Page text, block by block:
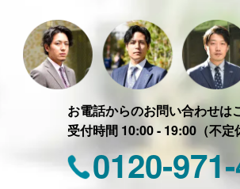
お電話からのお問い合わせは
受付時間 10:00 - 19:00（不定
0120-